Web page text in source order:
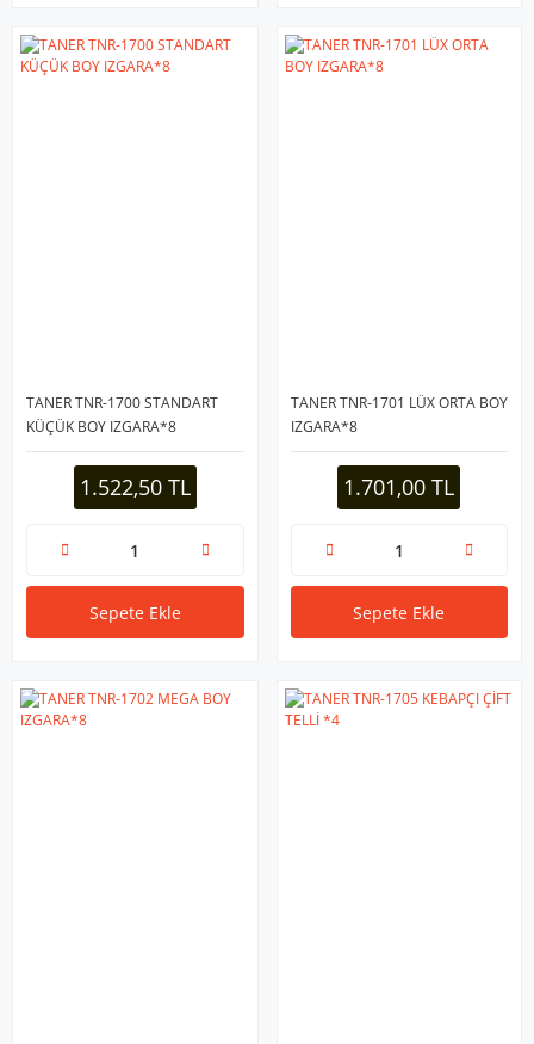
TANER TNR-1700 STANDART
KÜÇÜK BOY IZGARA*8
1.522,50 TL
Sepete Ekle
TANER TNR-1701 LÜX ORTA BOY
IZGARA*8
1.701,00 TL
Sepete Ekle